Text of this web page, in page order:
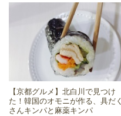
【京都グルメ】北白川で見つけ
た！韓国のオモニが作る、具だく
さんキンパと麻薬キンパ